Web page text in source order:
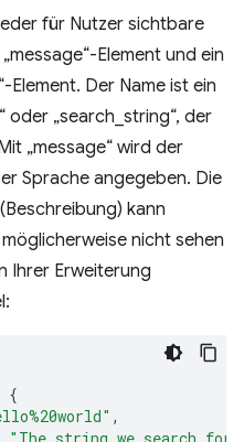
für Nutzer sichtbare
Element und ein
Element. Der Name ist ein
oder „search_string“, der
„message“ wird der
Sprache angegeben. Die
kann
nicht sehen
Ihrer Erweiterung
{
,